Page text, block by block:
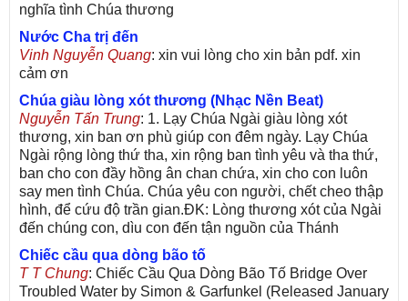
nghĩa tình Chúa thương
Nước Cha trị đến
Vinh Nguyễn Quang: xin vui lòng cho xin bản pdf. xin
cảm ơn
Chúa giàu lòng xót thương (Nhạc Nền Beat)
Nguyễn Tấn Trung: 1. Lạy Chúa Ngài giàu lòng xót
thương, xin ban ơn phù giúp con đêm ngày. Lạy Chúa
Ngài rộng lòng thứ tha, xin rộng ban tình yêu và tha thứ,
ban cho con đầy hồng ân chan chứa, xin cho con luôn
say men tình Chúa. Chúa yêu con người, chết cheo thập
hình, để cứu độ trần gian.ĐK: Lòng thương xót của Ngài
đến chúng con, dìu con đến tận nguồn của Thánh
Chiếc cầu qua dòng bão tố
T T Chung: Chiếc Cầu Qua Dòng Bão Tố Bridge Over
Troubled Water by Simon & Garfunkel (Released January